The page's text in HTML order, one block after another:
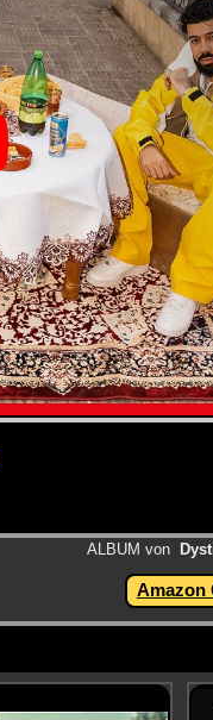
ALBUM von
Amazon